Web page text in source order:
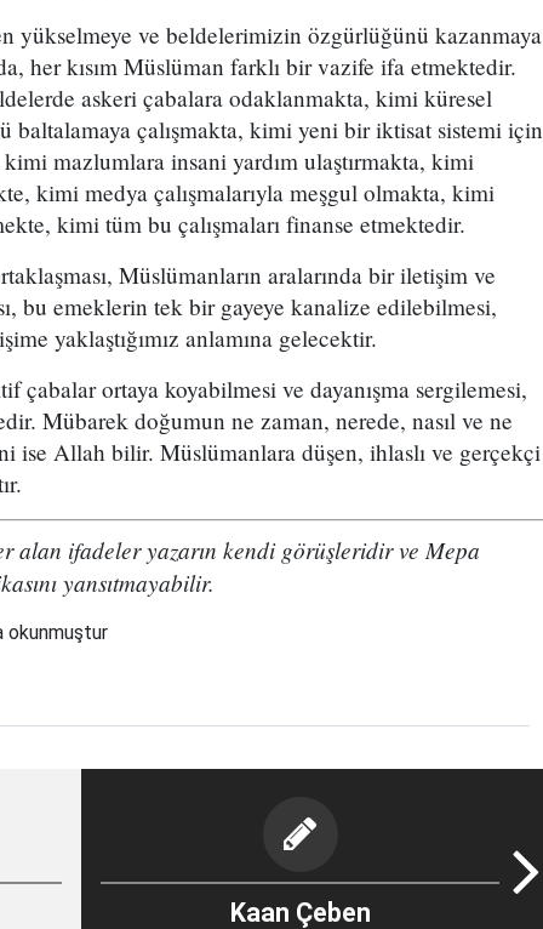
yükselmeye ve beldelerimizin özgürlüğünü kazanmaya
her kısım Müslüman farklı bir vazife ifa etmektedir.
askeri çabalara odaklanmakta, kimi küresel
baltalamaya çalışmakta, kimi yeni bir iktisat sistemi için
kimi mazlumlara insani yardım ulaştırmakta, kimi
kimi medya çalışmalarıyla meşgul olmakta, kimi
kimi tüm bu çalışmaları finanse etmektedir.
Müslümanların aralarında bir iletişim ve
bu emeklerin tek bir gayeye kanalize edilebilmesi,
yaklaştığımız anlamına gelecektir.
çabalar ortaya koyabilmesi ve dayanışma sergilemesi,
Mübarek doğumun ne zaman, nerede, nasıl ve ne
ise Allah bilir. Müslümanlara düşen, ihlaslı ve gerçekçi
alan ifadeler yazarın kendi görüşleridir ve Mepa
yansıtmayabilir.
okunmuştur
Kaan Çeben